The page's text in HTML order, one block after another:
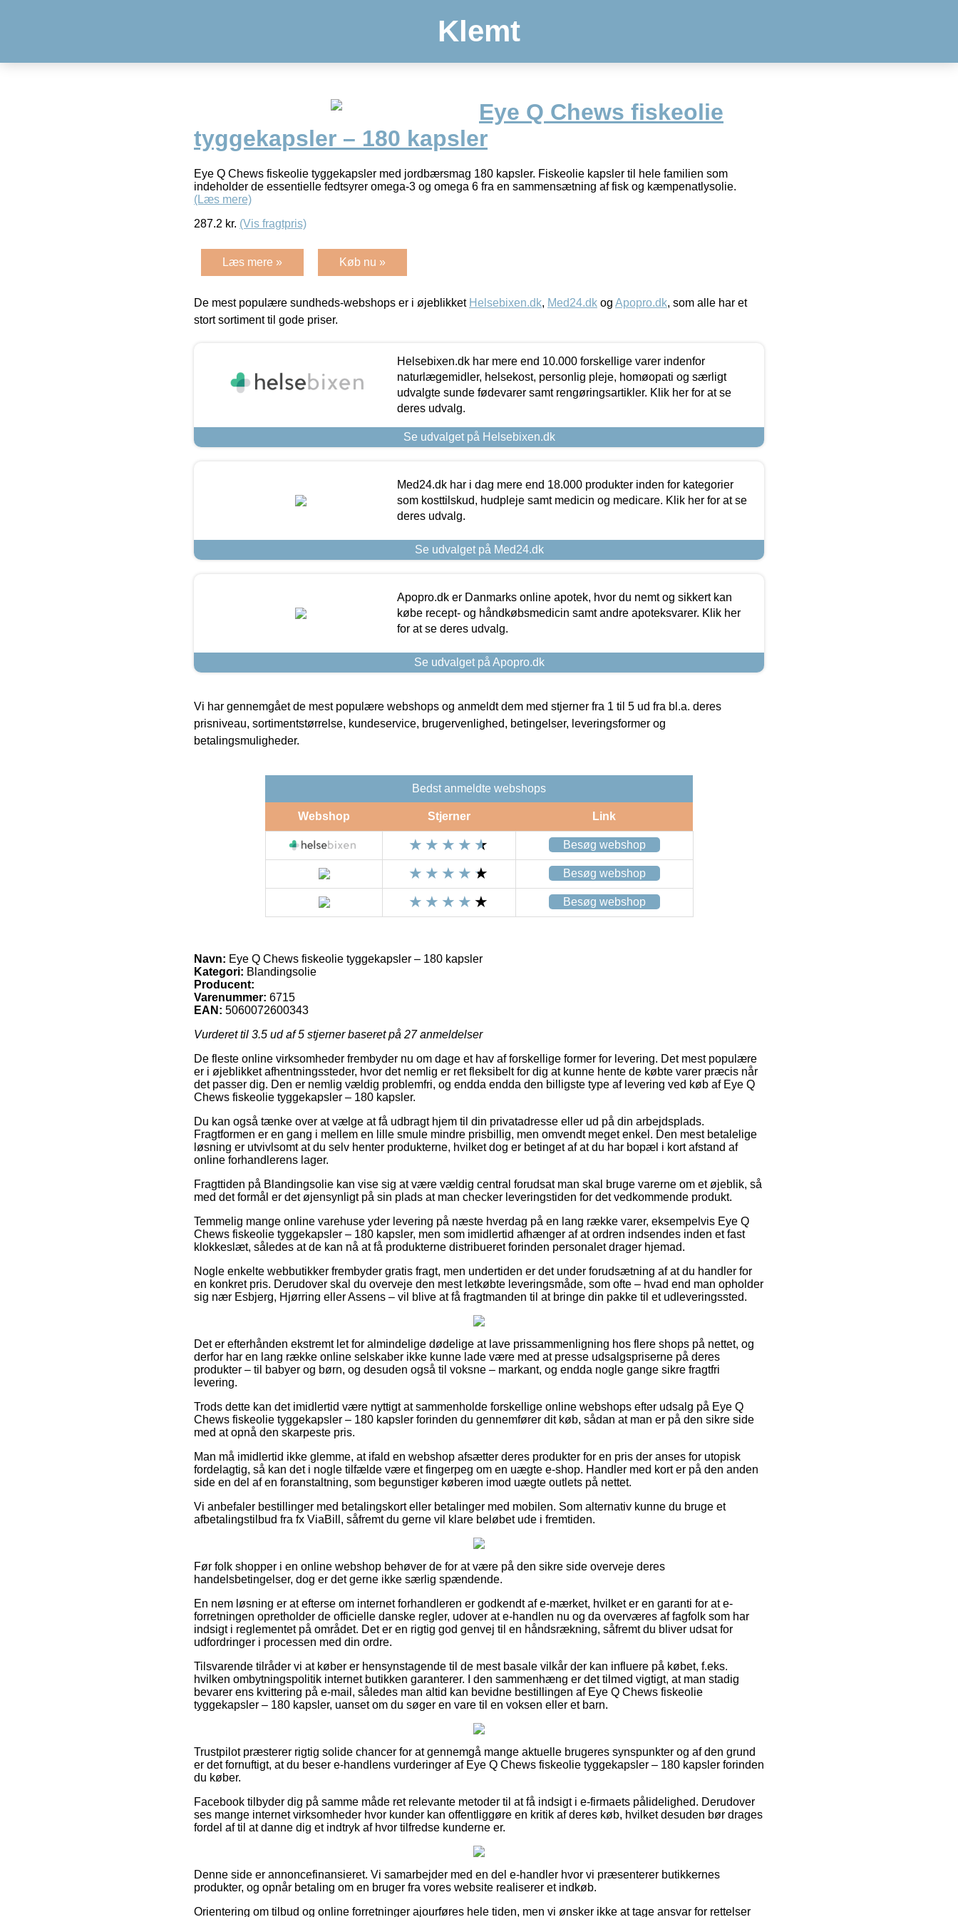
Klemt
Eye Q Chews fiskeolie
tyggekapsler – 180 kapsler
Eye Q Chews fiskeolie tyggekapsler med jordbærsmag 180 kapsler. Fiskeolie kapsler til hele familien som
indeholder de essentielle fedtsyrer omega-3 og omega 6 fra en sammensætning af fisk og kæmpenatlysolie.
(Læs mere)
287.2 kr. (Vis fragtpris)
Læs mere » Køb nu »
De mest populære sundheds-webshops er i øjeblikket Helsebixen.dk, Med24.dk og Apopro.dk, som alle har et
stort sortiment til gode priser.
Helsebixen.dk har mere end 10.000 forskellige varer indenfor
naturlægemidler, helsekost, personlig pleje, homøopati og særligt
udvalgte sunde fødevarer samt rengøringsartikler. Klik her for at se
deres udvalg.
Se udvalget på Helsebixen.dk
Med24.dk har i dag mere end 18.000 produkter inden for kategorier
som kosttilskud, hudpleje samt medicin og medicare. Klik her for at se
deres udvalg.
Se udvalget på Med24.dk
Apopro.dk er Danmarks online apotek, hvor du nemt og sikkert kan
købe recept- og håndkøbsmedicin samt andre apoteksvarer. Klik her
for at se deres udvalg.
Se udvalget på Apopro.dk
Vi har gennemgået de mest populære webshops og anmeldt dem med stjerner fra 1 til 5 ud fra bl.a. deres
prisniveau, sortimentstørrelse, kundeservice, brugervenlighed, betingelser, leveringsformer og
betalingsmuligheder.
Bedst anmeldte webshops
Webshop Stjerner Link
Besøg webshop
Besøg webshop
Besøg webshop
Navn: Eye Q Chews fiskeolie tyggekapsler – 180 kapsler
Kategori: Blandingsolie
Producent:
Varenummer: 6715
EAN: 5060072600343
Vurderet til 3.5 ud af 5 stjerner baseret på 27anmeldelser
De fleste online virksomheder frembyder nu om dage et hav af forskellige former for levering. Det mest populære
er i øjeblikket afhentningssteder, hvor det nemlig er ret fleksibelt for dig at kunne hente de købte varer præcis når
det passer dig. Den er nemlig vældig problemfri, og endda endda den billigste type af levering ved køb af Eye Q
Chews fiskeolie tyggekapsler – 180 kapsler.
Du kan også tænke over at vælge at få udbragt hjem til din privatadresse eller ud på din arbejdsplads.
Fragtformen er en gang i mellem en lille smule mindre prisbillig, men omvendt meget enkel. Den mest betalelige
løsning er utvivlsomt at du selv henter produkterne, hvilket dog er betinget af at du har bopæl i kort afstand af
online forhandlerens lager.
Fragttiden på Blandingsolie kan vise sig at være vældig central forudsat man skal bruge varerne om et øjeblik, så
med det formål er det øjensynligt på sin plads at man checker leveringstiden for det vedkommende produkt.
Temmelig mange online varehuse yder levering på næste hverdag på en lang række varer, eksempelvis Eye Q
Chews fiskeolie tyggekapsler – 180 kapsler, men som imidlertid afhænger af at ordren indsendes inden et fast
klokkeslæt, således at de kan nå at få produkterne distribueret forinden personalet drager hjemad.
Nogle enkelte webbutikker frembyder gratis fragt, men undertiden er det under forudsætning af at du handler for
en konkret pris. Derudover skal du overveje den mest letkøbte leveringsmåde, som ofte – hvad end man opholder
sig nær Esbjerg, Hjørring eller Assens – vil blive at få fragtmanden til at bringe din pakke til et udleveringssted.
Det er efterhånden ekstremt let for almindelige dødelige at lave prissammenligning hos flere shops på nettet, og
derfor har en lang række online selskaber ikke kunne lade være med at presse udsalgspriserne på deres
produkter – til babyer og børn, og desuden også til voksne – markant, og endda nogle gange sikre fragtfri
levering.
Trods dette kan det imidlertid være nyttigt at sammenholde forskellige online webshops efter udsalg på Eye Q
Chews fiskeolie tyggekapsler – 180 kapsler forinden du gennemfører dit køb, sådan at man er på den sikre side
med at opnå den skarpeste pris.
Man må imidlertid ikke glemme, at ifald en webshop afsætter deres produkter for en pris der anses for utopisk
fordelagtig, så kan det i nogle tilfælde være et fingerpeg om en uægte e-shop. Handler med kort er på den anden
side en del af en foranstaltning, som begunstiger køberen imod uægte outlets på nettet.
Vi anbefaler bestillinger med betalingskort eller betalinger med mobilen. Som alternativ kunne du bruge et
afbetalingstilbud fra fx ViaBill, såfremt du gerne vil klare beløbet ude i fremtiden.
Før folk shopper i en online webshop behøver de for at være på den sikre side overveje deres
handelsbetingelser, dog er det gerne ikke særlig spændende.
En nem løsning er at efterse om internet forhandleren er godkendt af e-mærket, hvilket er en garanti for at e-
forretningen opretholder de officielle danske regler, udover at e-handlen nu og da overværes af fagfolk som har
indsigt i reglementet på området. Det er en rigtig god genvej til en håndsrækning, såfremt du bliver udsat for
udfordringer i processen med din ordre.
Tilsvarende tilråder vi at køber er hensynstagende til de mest basale vilkår der kan influere på købet, f.eks.
hvilken ombytningspolitik internet butikken garanterer. I den sammenhæng er det tilmed vigtigt, at man stadig
bevarer ens kvittering på e-mail, således man altid kan bevidne bestillingen af Eye Q Chews fiskeolie
tyggekapsler – 180 kapsler, uanset om du søger en vare til en voksen eller et barn.
Trustpilot præsterer rigtig solide chancer for at gennemgå mange aktuelle brugeres synspunkter og af den grund
er det fornuftigt, at du beser e-handlens vurderinger af Eye Q Chews fiskeolie tyggekapsler – 180 kapsler forinden
du køber.
Facebook tilbyder dig på samme måde ret relevante metoder til at få indsigt i e-firmaets pålidelighed. Derudover
ses mange internet virksomheder hvor kunder kan offentliggøre en kritik af deres køb, hvilket desuden bør drages
fordel af til at danne dig et indtryk af hvor tilfredse kunderne er.
Denne side er annoncefinansieret. Vi samarbejder med en del e-handler hvor vi præsenterer butikkernes
produkter, og opnår betaling om en bruger fra vores website realiserer et indkøb.
Orientering om tilbud og online forretninger ajourføres hele tiden, men vi ønsker ikke at tage ansvar for rettelser